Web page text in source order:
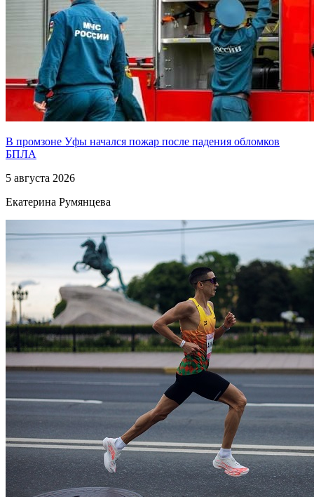
В промзоне Уфы начался пожар после падения обломков
БПЛА
5 августа 2026
Екатерина Румянцева